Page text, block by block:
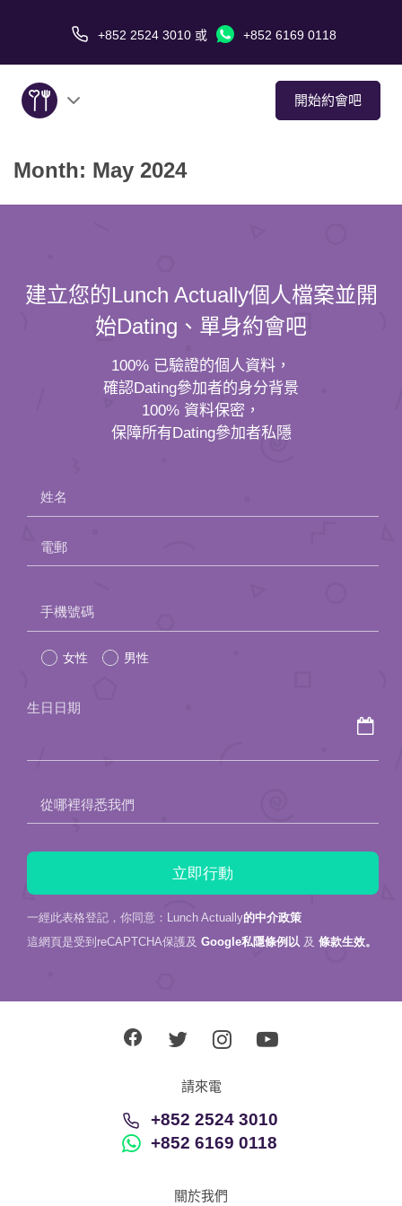
+852 2524 3010 或 +852 6169 0118
開始約會吧
關於我們
傳媒報導
Month: May 2024
建立您的Lunch Actually個人檔案並開
始Dating、單身約會吧
100% 已驗證的個人資料，
確認Dating參加者的身分背景
100% 資料保密，
保障所有Dating參加者私隱
姓名
電郵
leave
this
手機號碼
女性 男性
生日日期
從哪裡得悉我們
一經此表格登記，你同意：Lunch Actually的中介政策
這網頁是受到reCAPTCHA保護及 Google私隱條例以 及 條款生效。
請來電
+852 2524 3010
+852 6169 0118
關於我們